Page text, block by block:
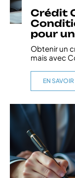
Crédit
pour
Obtenir un
mais avec
EN SAVOIR